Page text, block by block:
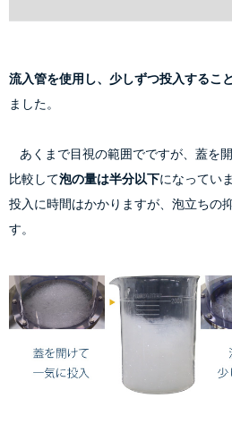
流入管を使用し、少しずつ投入するこ
ました。
比較して泡の量は半分以下になってい
投入に時間はかかりますが、泡立ちの